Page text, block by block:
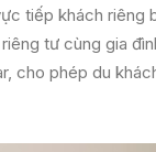
tiếp khách riêng
tư cùng gia
cho phép du